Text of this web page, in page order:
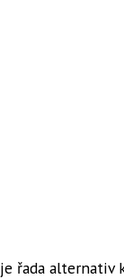
řada alternativ